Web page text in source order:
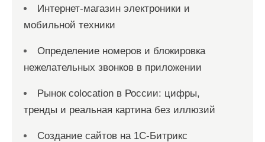
Интернет-магазин электроники и
мобильной техники
Определение номеров и блокировка
нежелательных звонков в приложении
Рынок colocation в России: цифры,
тренды и реальная картина без иллюзий
Создание сайтов на 1С-Битрикс